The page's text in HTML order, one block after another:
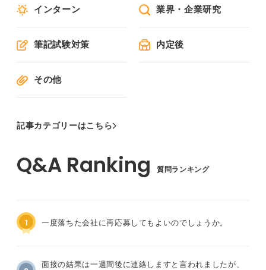
インターン 業界・企業研究
筆記試験対策 内定後
その他
記事カテゴリーはこちら
質問ランキング
1 一度落ちた会社に再応募してもよいのでしょうか。
面接の結果は一週間後に連絡しますと言われましたが、